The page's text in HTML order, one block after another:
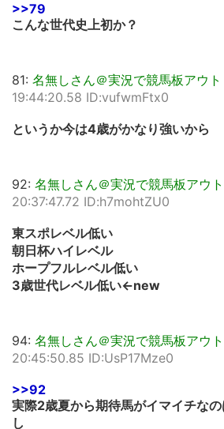
>>79
こんな世代史上初か？
81: 名無しさん＠実況で競馬板アウト
19:44:20.58 ID:vufwmFtx0
というか今は4歳がかなり強いから
92: 名無しさん＠実況で競馬板アウト
20:37:47.72 ID:h7mohtZU0
東スポレベル低い
朝日杯ハイレベル
ホープフルレベル低い
3歳世代レベル低い←new
94: 名無しさん＠実況で競馬板アウト
20:45:50.85 ID:UsP17Mze0
>>92
実際2歳夏から期待馬がイマイチな
し